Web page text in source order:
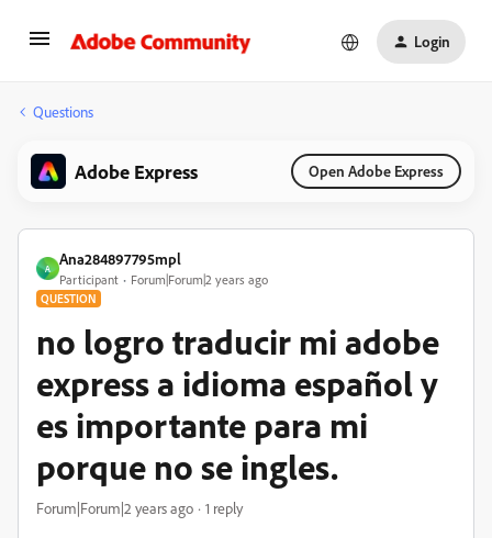
Login
Questions
Adobe Express Open Adobe Express
A
Ana284897795mpl
Participant Forum|Forum|2 years ago
QUESTION
no logro traducir mi adobe
express a idioma español y
es importante para mi
porque no se ingles.
Forum|Forum|2 years ago 1 reply